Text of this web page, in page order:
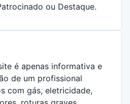
ou Destaque.
é apenas informativa e
de um profissional
com gás, eletricidade,